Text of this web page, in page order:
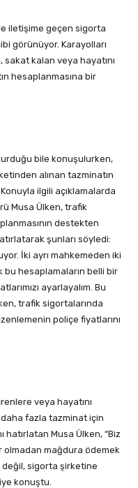
iletişime geçen sigorta
görünüyor. Karayolları
kalan veya hayatını
hesaplanmasına bir
bile konuşulurken,
alınan tazminatın
ilgili açıklamalarda
Musa Ülken, trafik
destekten
şunları söyledi:
İki ayrı mahkemeden iki
bu hesaplamaların belli bir
ayarlayalım. Bu
trafik sigortalarında
poliçe fiyatlarını
veya hayatını
fazla tazminat için
hatırlatan Musa Ülken, “Biz
olmadan mağdura ödemek
sigorta şirketine
konuştu.